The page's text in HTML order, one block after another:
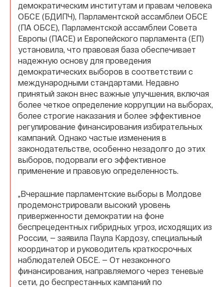
демократическим институтам и правам человека
ОБСЕ (БДИПЧ), Парламентской ассамблеи ОБСЕ
(ПА ОБСЕ), Парламентской ассамблеи Совета
Европы (ПАСЕ) и Европейского парламента (ЕП)
установила, что правовая база обеспечивает
надежную основу для проведения
демократических выборов в соответствии с
международными стандартами. Недавно
принятый закон внес важные улучшения, включая
более четкое определение коррупции на выборах,
более строгие наказания и более эффективное
регулирование финансирования избирательных
кампаний. Однако частые изменения в
законодательстве, особенно незадолго до этих
выборов, подорвали его эффективное
применение и правовую определенность.
„Вчерашние парламентские выборы в Молдове
продемонстрировали высокий уровень
приверженности демократии на фоне
беспрецедентных гибридных угроз, исходящих из
России, — заявила Паула Кардозу, специальный
координатор и руководитель краткосрочных
наблюдателей ОБСЕ. — От незаконного
финансирования, направляемого через теневые
сети, до беспрестанных кампаний по